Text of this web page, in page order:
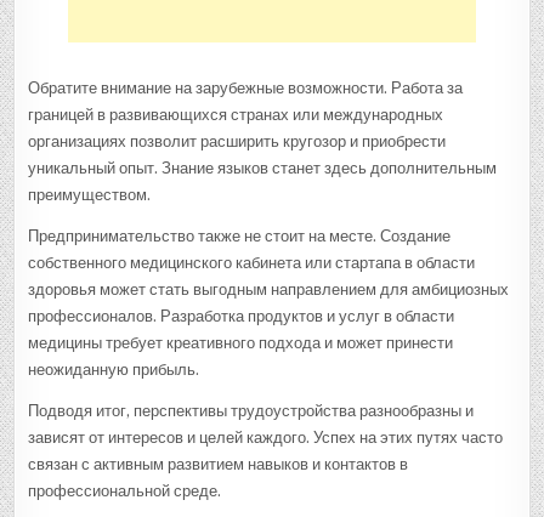
Обратите внимание на зарубежные возможности. Работа за
границей в развивающихся странах или международных
организациях позволит расширить кругозор и приобрести
уникальный опыт. Знание языков станет здесь дополнительным
преимуществом.
Предпринимательство также не стоит на месте. Создание
собственного медицинского кабинета или стартапа в области
здоровья может стать выгодным направлением для амбициозных
профессионалов. Разработка продуктов и услуг в области
медицины требует креативного подхода и может принести
неожиданную прибыль.
Подводя итог, перспективы трудоустройства разнообразны и
зависят от интересов и целей каждого. Успех на этих путях часто
связан с активным развитием навыков и контактов в
профессиональной среде.